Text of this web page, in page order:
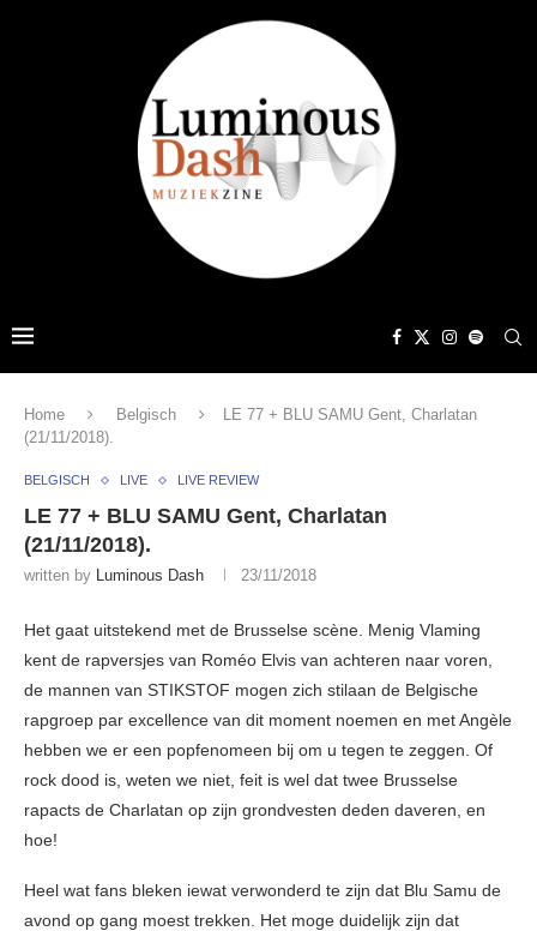
Home Belgisch
LE 77 + BLU SAMU Gent, Charlatan
(21/11/2018).
BELGISCH LIVE LIVE REVIEW
LE 77 + BLU SAMU Gent, Charlatan
(21/11/2018).
written by Luminous Dash 23/11/2018
Het gaat uitstekend met de Brusselse scène. Menig Vlaming
kent de rapversjes van Roméo Elvis van achteren naar voren,
de mannen van STIKSTOF mogen zich stilaan de Belgische
rapgroep par excellence van dit moment noemen en met Angèle
hebben we er een popfenomeen bij om u tegen te zeggen. Of
rock dood is, weten we niet, feit is wel dat twee Brusselse
rapacts de Charlatan op zijn grondvesten deden daveren, en
hoe!
Heel wat fans bleken iewat verwonderd te zijn dat Blu Samu de
avond op gang moest trekken. Het moge duidelijk zijn dat